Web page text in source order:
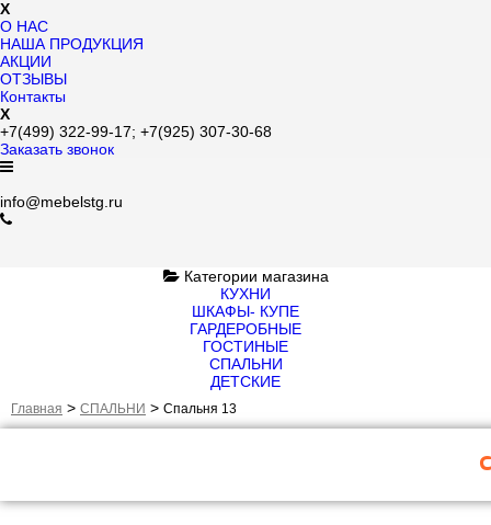
X
О НАС
НАША ПРОДУКЦИЯ
АКЦИИ
ОТЗЫВЫ
Контакты
X
+7(499) 322-99-17; +7(925) 307-30-68
Заказать звонок
info@mebelstg.ru
Категории магазина
КУХНИ
ШКАФЫ- КУПЕ
ГАРДЕРОБНЫЕ
ГОСТИНЫЕ
СПАЛЬНИ
ДЕТСКИЕ
Главная > СПАЛЬНИ > Спaльня 13